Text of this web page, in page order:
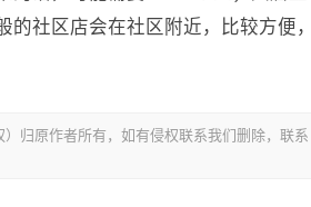
社区店会在社区附近，比较方便，
归原作者所有，如有侵权联系我们删除，联系